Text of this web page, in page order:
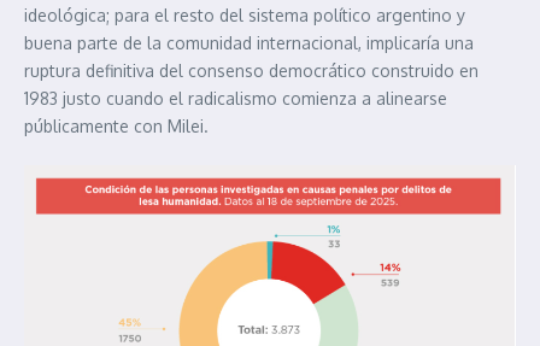
ideológica; para el resto del sistema político argentino y
buena parte de la comunidad internacional, implicaría una
ruptura definitiva del consenso democrático construido en
1983 justo cuando el radicalismo comienza a alinearse
públicamente con Milei.